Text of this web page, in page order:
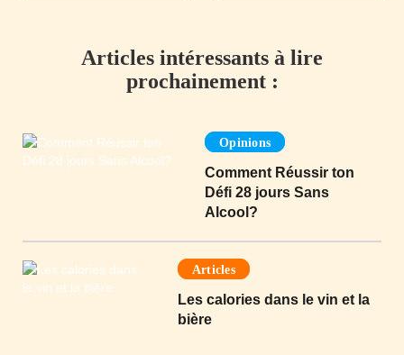
Articles intéressants à lire
prochainement :
Opinions
Comment Réussir ton
Défi 28 jours Sans
Alcool?
Articles
Les calories dans le vin et la
bière